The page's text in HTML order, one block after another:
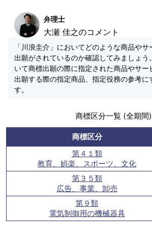
弁理士
大瀬 佳之のコメント
「川浪圭介」においてどのような商品や
出願がされているのか確認してみましょう
いて商標出願の際に指定された商品やサー
出願する際の指定商品、指定役務の参考に
す。
商標区分一覧 (全期間)
商標区分
第４１類
教育、娯楽、スポーツ、文化
第３５類
広告、事業、卸売
第９類
電気制御用の機械器具